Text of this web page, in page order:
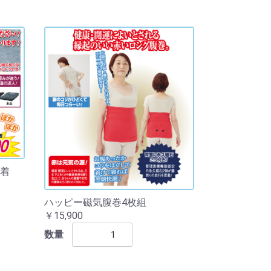
ハッピー磁気腹巻4枚組
￥15,900
数量